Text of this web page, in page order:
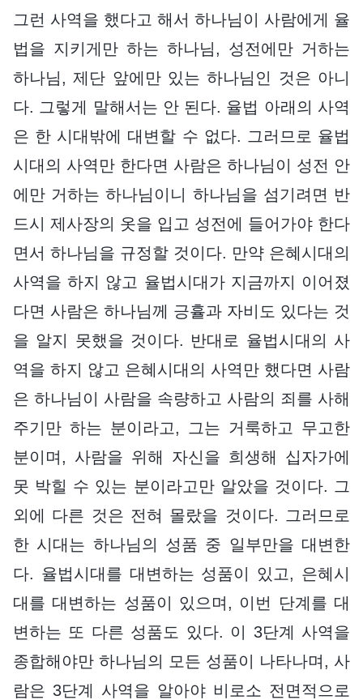
그런 사역을 했다고 해서 하나님이 사람에게 율
법을 지키게만 하는 하나님, 성전에만 거하는
하나님, 제단 앞에만 있는 하나님인 것은 아니
다. 그렇게 말해서는 안 된다. 율법 아래의 사역
은 한 시대밖에 대변할 수 없다. 그러므로 율법
시대의 사역만 한다면 사람은 하나님이 성전 안
에만 거하는 하나님이니 하나님을 섬기려면 반
드시 제사장의 옷을 입고 성전에 들어가야 한다
면서 하나님을 규정할 것이다. 만약 은혜시대의
사역을 하지 않고 율법시대가 지금까지 이어졌
다면 사람은 하나님께 긍휼과 자비도 있다는 것
을 알지 못했을 것이다. 반대로 율법시대의 사
역을 하지 않고 은혜시대의 사역만 했다면 사람
은 하나님이 사람을 속량하고 사람의 죄를 사해
주기만 하는 분이라고, 그는 거룩하고 무고한
분이며, 사람을 위해 자신을 희생해 십자가에
못 박힐 수 있는 분이라고만 알았을 것이다. 그
외에 다른 것은 전혀 몰랐을 것이다. 그러므로
한 시대는 하나님의 성품 중 일부만을 대변한
다. 율법시대를 대변하는 성품이 있고, 은혜시
대를 대변하는 성품이 있으며, 이번 단계를 대
변하는 또 다른 성품도 있다. 이 3단계 사역을
종합해야만 하나님의 모든 성품이 나타나며, 사
람은 3단계 사역을 알아야 비로소 전면적으로